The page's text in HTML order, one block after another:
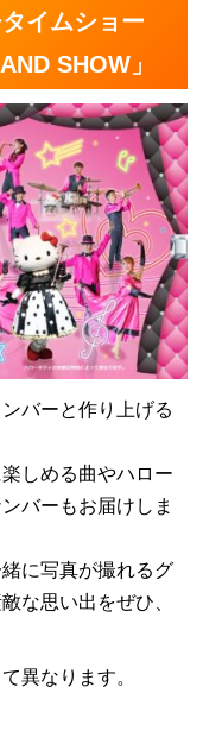
タイムショー
SHOW」
バーと作り上げる
しめる曲やハロー
バーもお届けしま
に写真が撮れるグ
な思い出をぜひ、
異なります。